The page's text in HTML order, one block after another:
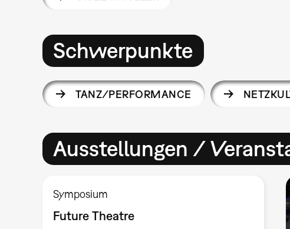
Schwerpunkte
TANZ/PERFORMANCE
Ausstellungen /
Symposium
Future Theatre